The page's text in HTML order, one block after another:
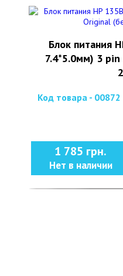
Блок питания
7.4*5.0мм) 3 pin
Код товара - 00872
1 785 грн.
Нет в наличии